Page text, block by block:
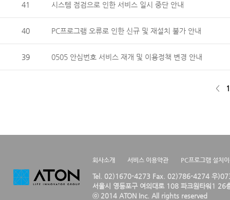
41 시스템 점검으로 인한 서비스 일시 중단 안내
40 PC프로그램 오류로 인한 신규 및 재설치 불가 안내
39 0505 안심번호 서비스 재개 및 이용정책 변경 안내
< 1
회사소개 서비스 이용약관 PC프로그램 설치
Tel. 02)1670-4273 Fax. 02)786-4274 우
서울시 영등포구 여의대로 108 파크원타워1 26
ⓒ 2014 ATON Inc. All rights reserved